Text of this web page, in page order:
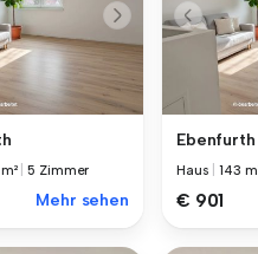
|5 Zimmer
Mehr sehen
Ebenfurth
Haus |143
€ 901